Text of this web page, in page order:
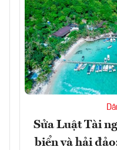
Sửa Luật Tài
biển và hải